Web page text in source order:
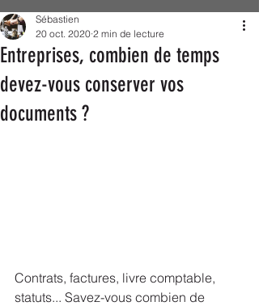
Entreprises, combien de temps
devez-vous conserver vos
documents ?
Sébastien
20 oct. 2020 2 min de lecture
Contrats, factures, livre comptable,
statuts... Savez-vous combien de